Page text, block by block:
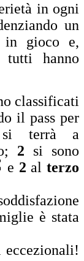
in ogni
un
in gioco e,
tutti hanno
classificati
il pass per
si terrà a
2 si sono
e 2 alterzo
è stata